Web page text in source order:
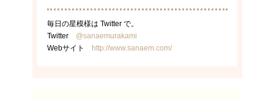
毎日の星模様は Twitter で。
Twitter
@sanaemurakami
Webサイト
http://www.sanaem.com/